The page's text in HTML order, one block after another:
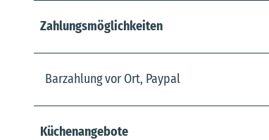
Zahlungsmöglichkeiten
Barzahlung vor Ort, Paypal
Küchenangebote